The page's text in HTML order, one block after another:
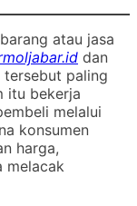
atau jasa
dan
paling
itu bekerja
melalui
konsumen
harga,
melacak